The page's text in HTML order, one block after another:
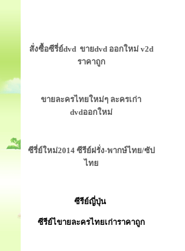
สั่งซื้อซีรี่ย์dvd ขายdvd ออกใหม่ v2d
ราคาถูก
ขายละครไทยใหม่ๆ ละครเก่า
dvdออกใหม่
ซีรี่ย์ใหม่2014 ซีรีย์ฝรั่ง-พากษ์ไทย/ซัป
ไทย
ซีรีย์ญี่ปุ่น
ซีรีย์ไขายละครไทยเก่าราคาถูก